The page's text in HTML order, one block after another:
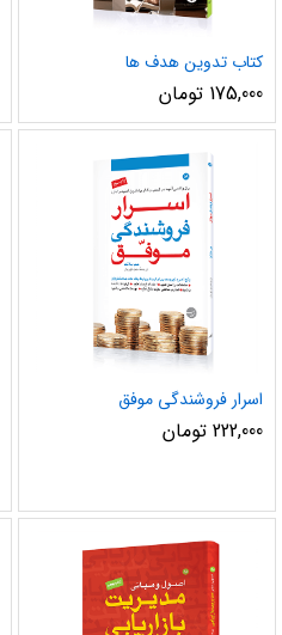
کتاب تدوین هدف ها
175,000 تومان
اسرار فروشندگی موفق
222,000 تومان